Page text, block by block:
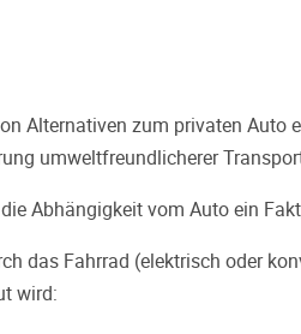
Alternativen zum privaten Auto
umweltfreundlicherer
Abhängigkeit vom Auto ein
das Fahrrad (elektrisch oder
wird: